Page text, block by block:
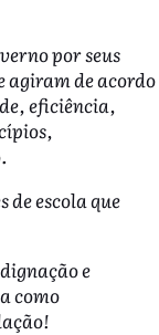
por seus
agiram de acordo
eficiência,
escola que
e
como